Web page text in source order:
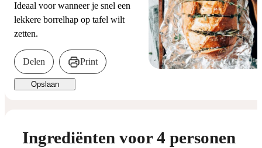
Ideaal voor wanneer je snel een
lekkere borrelhap op tafel wilt
zetten.
Delen Print
Opslaan
Ingrediënten voor 4 personen